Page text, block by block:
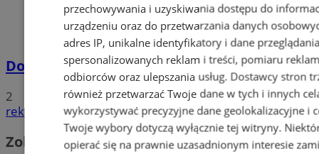
Dowody osobiste z odciskami palców
2
reklama
Zobacz również
przechowywania i uzyskiwania dostępu do
urządzeniu oraz do przetwarzania danych
adres IP, unikalne identyfikatory i dane
spersonalizowanych reklam i treści, pomiaru
odbiorców oraz ulepszania usług. Dostawcy stron
również przetwarzać Twoje dane w tych i innych
wykorzystywać precyzyjne dane geolokalizacyjne i
Twoje wybory dotyczą wyłącznie tej witryny.
opierać się na prawnie uzasadnionym interesie